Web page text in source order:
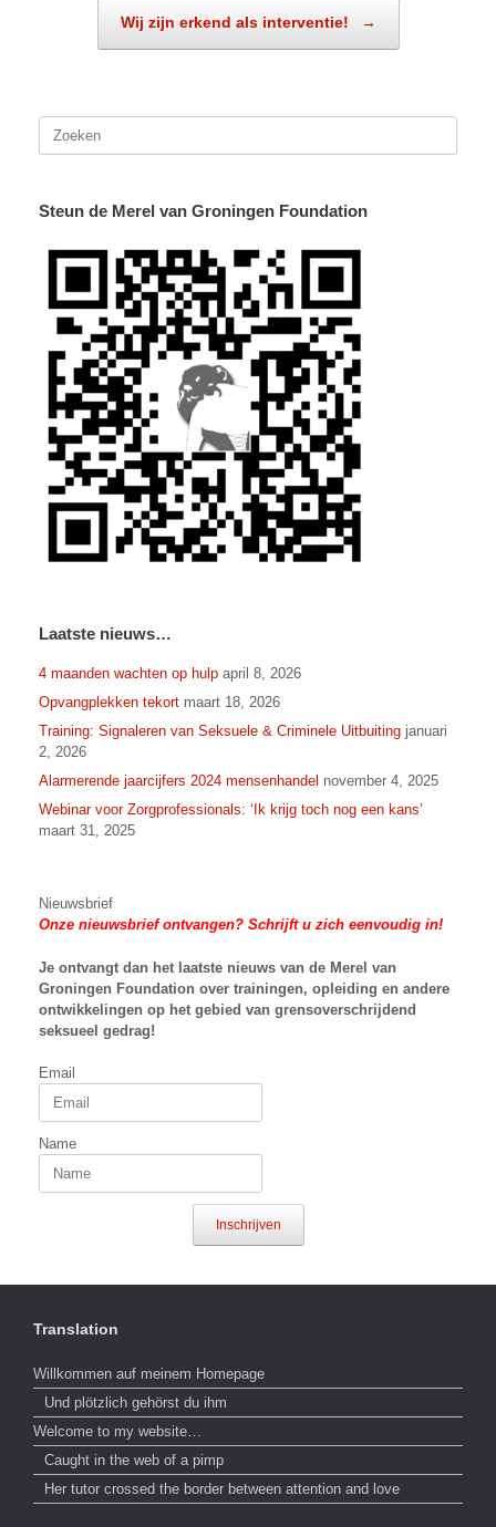
Wij zijn erkend als interventie! →
Zoeken
Steun de Merel van Groningen Foundation
Laatste nieuws…
4 maanden wachten op hulp april 8, 2026
Opvangplekken tekort maart 18, 2026
Training: Signaleren van Seksuele & Criminele Uitbuiting januari
2, 2026
Alarmerende jaarcijfers 2024 mensenhandel november 4, 2025
Webinar voor Zorgprofessionals: ‘Ik krijg toch nog een kans’
maart 31, 2025
Nieuwsbrief
Onze nieuwsbrief ontvangen? Schrijft u zich eenvoudig in!
Je ontvangt dan het laatste nieuws van de Merel van
Groningen Foundation over trainingen, opleiding en andere
ontwikkelingen op het gebied van grensoverschrijdend
seksueel gedrag!
Email
Name
Inschrijven
Translation
Willkommen auf meinem Homepage
Und plötzlich gehörst du ihm
Welcome to my website…
Caught in the web of a pimp
Her tutor crossed the border between attention and love